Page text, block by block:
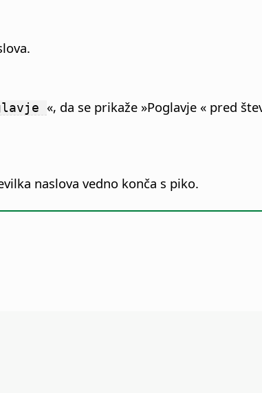
«, da se prikaže »Poglavje « pred
naslova vedno konča s piko.